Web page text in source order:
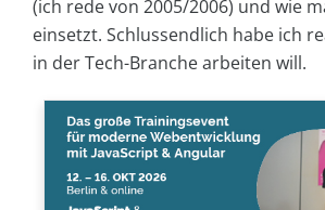
(ich rede von 2005/2006) und wie
einsetzt. Schlussendlich habe ich
in der Tech-Branche arbeiten will.